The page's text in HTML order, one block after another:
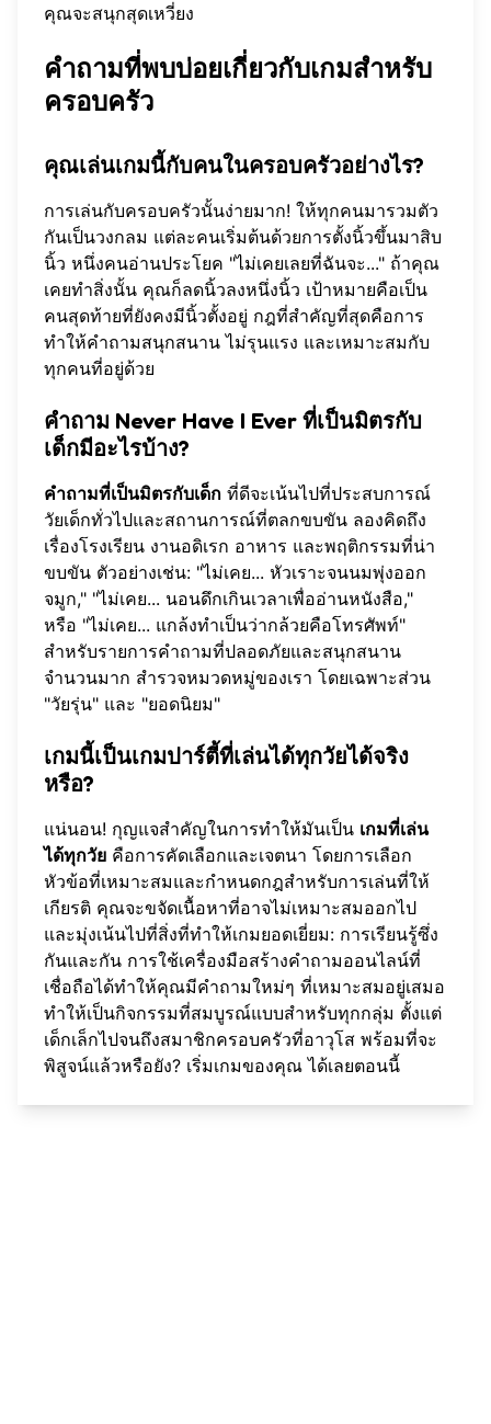
คุณจะสนุกสุดเหวี่ยง
คำถามที่พบบ่อยเกี่ยวกับเกมสำหรับ
ครอบครัว
คุณเล่นเกมนี้กับคนในครอบครัวอย่างไร?
การเล่นกับครอบครัวนั้นง่ายมาก! ให้ทุกคนมารวมตัว
กันเป็นวงกลม แต่ละคนเริ่มต้นด้วยการตั้งนิ้วขึ้นมาสิบ
นิ้ว หนึ่งคนอ่านประโยค "ไม่เคยเลยที่ฉันจะ..." ถ้าคุณ
เคยทำสิ่งนั้น คุณก็ลดนิ้วลงหนึ่งนิ้ว เป้าหมายคือเป็น
คนสุดท้ายที่ยังคงมีนิ้วตั้งอยู่ กฎที่สำคัญที่สุดคือการ
ทำให้คำถามสนุกสนาน ไม่รุนแรง และเหมาะสมกับ
ทุกคนที่อยู่ด้วย
คำถาม Never Have I Ever ที่เป็นมิตรกับ
เด็กมีอะไรบ้าง?
คำถามที่เป็นมิตรกับเด็ก ที่ดีจะเน้นไปที่ประสบการณ์
วัยเด็กทั่วไปและสถานการณ์ที่ตลกขบขัน ลองคิดถึง
เรื่องโรงเรียน งานอดิเรก อาหาร และพฤติกรรมที่น่า
ขบขัน ตัวอย่างเช่น: "ไม่เคย... หัวเราะจนนมพุ่งออก
จมูก," "ไม่เคย... นอนดึกเกินเวลาเพื่ออ่านหนังสือ,"
หรือ "ไม่เคย... แกล้งทำเป็นว่ากล้วยคือโทรศัพท์"
สำหรับรายการคำถามที่ปลอดภัยและสนุกสนาน
จำนวนมาก สำรวจหมวดหมู่ของเรา โดยเฉพาะส่วน
"วัยรุ่น" และ "ยอดนิยม"
เกมนี้เป็นเกมปาร์ตี้ที่เล่นได้ทุกวัยได้จริง
หรือ?
แน่นอน! กุญแจสำคัญในการทำให้มันเป็น เกมที่เล่น
ได้ทุกวัย คือการคัดเลือกและเจตนา โดยการเลือก
หัวข้อที่เหมาะสมและกำหนดกฎสำหรับการเล่นที่ให้
เกียรติ คุณจะขจัดเนื้อหาที่อาจไม่เหมาะสมออกไป
และมุ่งเน้นไปที่สิ่งที่ทำให้เกมยอดเยี่ยม: การเรียนรู้ซึ่ง
กันและกัน การใช้เครื่องมือสร้างคำถามออนไลน์ที่
เชื่อถือได้ทำให้คุณมีคำถามใหม่ๆ ที่เหมาะสมอยู่เสมอ
ทำให้เป็นกิจกรรมที่สมบูรณ์แบบสำหรับทุกกลุ่ม ตั้งแต่
เด็กเล็กไปจนถึงสมาชิกครอบครัวที่อาวุโส พร้อมที่จะ
พิสูจน์แล้วหรือยัง? เริ่มเกมของคุณ ได้เลยตอนนี้